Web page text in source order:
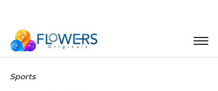
Sports